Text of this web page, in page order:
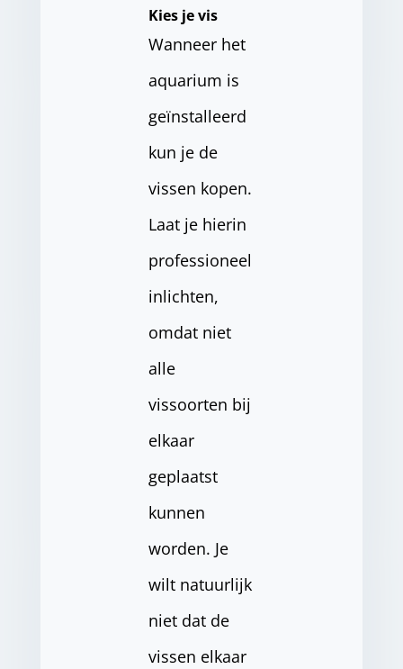
Kies je vis
Wanneer het
aquarium is
geïnstalleerd
kun je de
vissen kopen.
Laat je hierin
professioneel
inlichten,
omdat niet
alle
vissoorten bij
elkaar
geplaatst
kunnen
worden. Je
wilt natuurlijk
niet dat de
vissen elkaar